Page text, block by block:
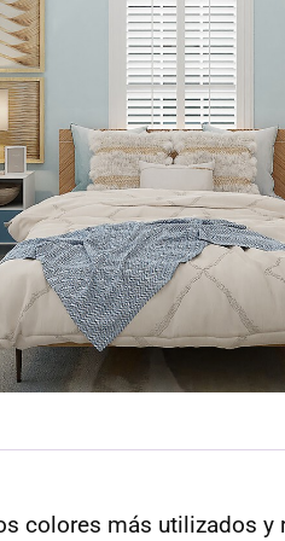
colores más utilizados